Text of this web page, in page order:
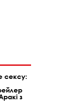
сексу:
з